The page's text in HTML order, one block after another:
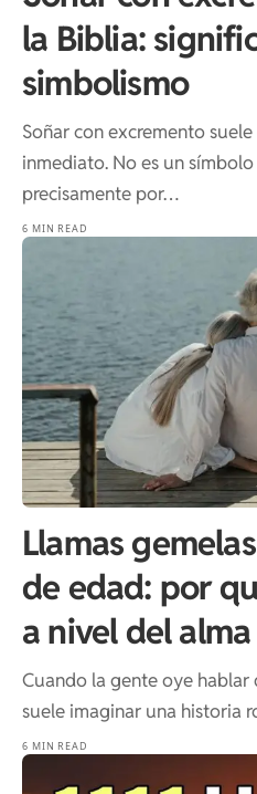
la Biblia:
simbolismo
Soñar con excremento
inmediato. No es un
precisamente por…
6 MIN READ
Llamas
de edad: por
a nivel del alma
Cuando la gente oye hablar
suele imaginar una historia
6 MIN READ